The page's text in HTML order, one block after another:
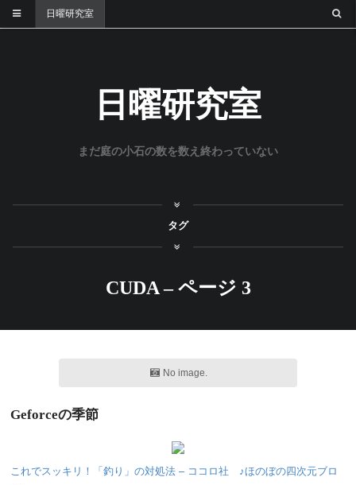
日曜研究室
日曜研究室
まだ庭の小石の数を数え終わっていない
タグ
CUDA – ページ 3
No image.
Geforceの季節
これでスッキリ！「釣り」の対処法 – ココロ社 ♪ほのぼの四次元ブロ